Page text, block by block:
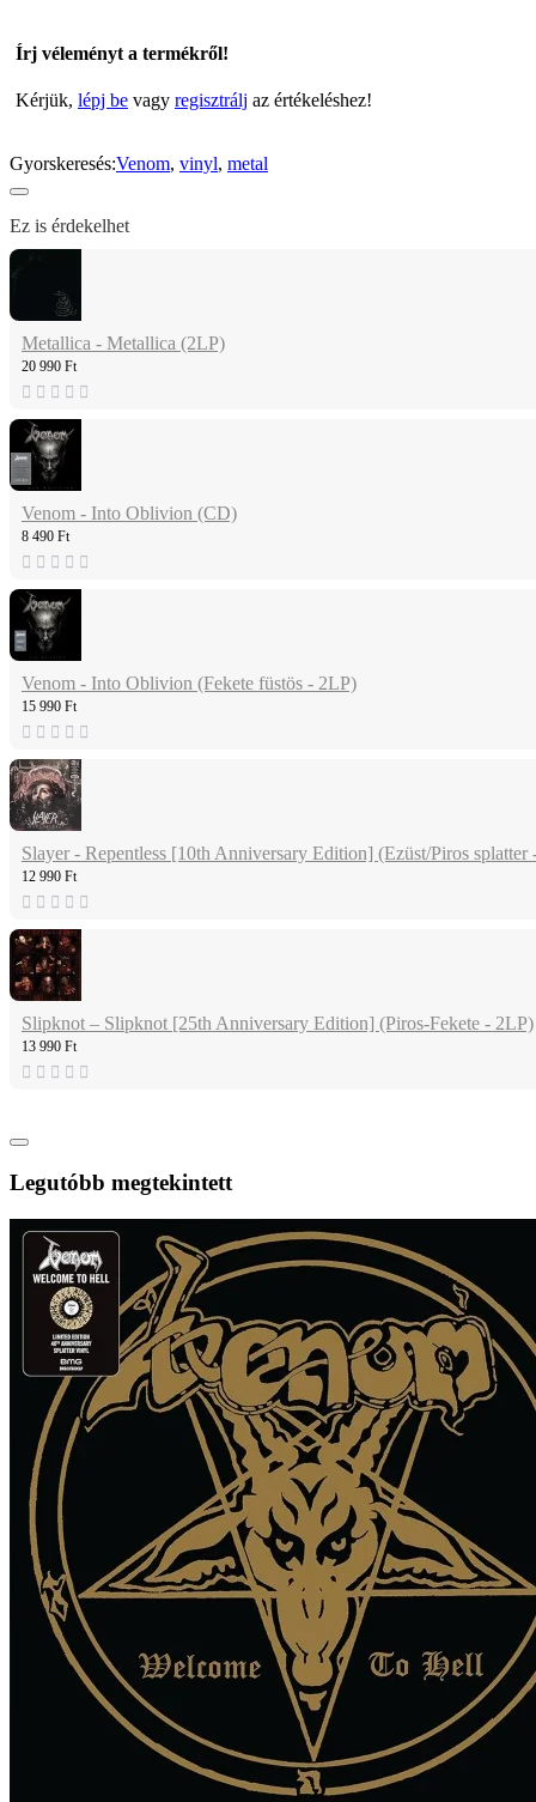
Írj véleményt a termékről!
Kérjük, lépj be vagy regisztrálj az értékeléshez!
Gyorskeresés:Venom, vinyl, metal
Ez is érdekelhet
Metallica - Metallica (2LP)
20 990 Ft
Venom - Into Oblivion (CD)
8 490 Ft
Venom - Into Oblivion (Fekete füstös - 2LP)
15 990 Ft
Slayer - Repentless [10th Anniversary Edition] (Ezüst/Piros splatter
12 990 Ft
Slipknot – Slipknot [25th Anniversary Edition] (Piros-Fekete - 2LP)
13 990 Ft
Legutóbb megtekintett